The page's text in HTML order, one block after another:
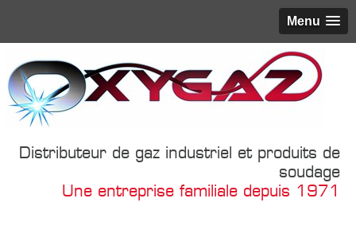
Menu
Distributeur de gaz industriel et produits de
soudage
Une entreprise familiale depuis 1971